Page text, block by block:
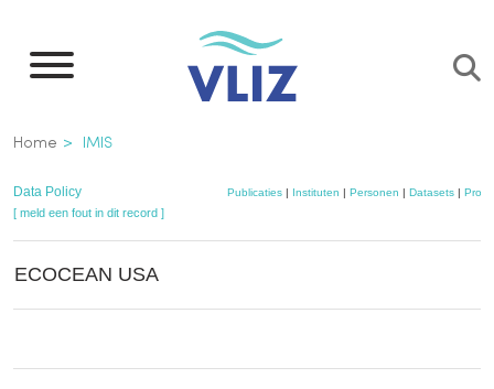
naar
inhoud
gaan
Kruimelpad
Home IMIS
Data Policy Publicaties | Instituten | Personen | Datasets |
[ meld een fout in dit record ]
ECOCEAN USA